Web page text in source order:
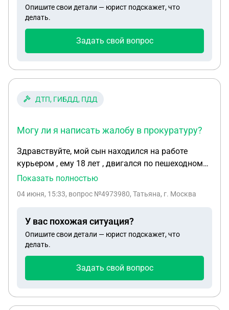
Опишите свои детали — юрист подскажет, что
делать.
Задать свой вопрос
ДТП, ГИБДД, ПДД
Могу ли я написать жалобу в прокуратуру?
Здравствуйте, мой сын находился на работе
курьером , ему 18 лет , двигался по пешеходному
переходу на электровелосипеде , в конце
отказали в возбуждении административного
велосипеда , законно ли это? Могу ли я написать
жалобу в прокуратуру?
Показать полностью
04 июня, 15:33, вопрос №4973980, Татьяна, г. Москва
У вас похожая ситуация?
Опишите свои детали — юрист подскажет, что
делать.
Задать свой вопрос